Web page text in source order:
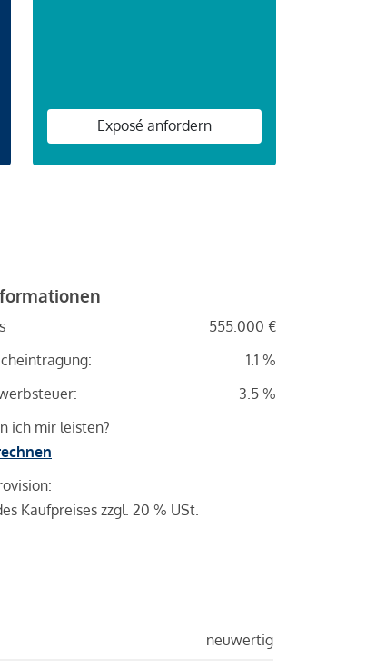
Exposé anfordern
555.000 €
1.1 %
3.5 %
ich mir leisten?
Kaufpreises zzgl. 20 % USt.
neuwertig